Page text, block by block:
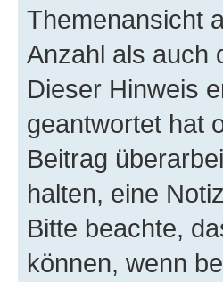
Themenansicht
Anzahl als auch
Dieser Hinweis
geantwortet hat
Beitrag
halten, eine
Bitte beachte,
können, wenn